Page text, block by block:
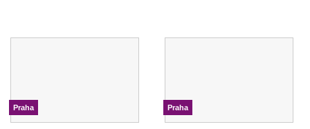
Praha Praha